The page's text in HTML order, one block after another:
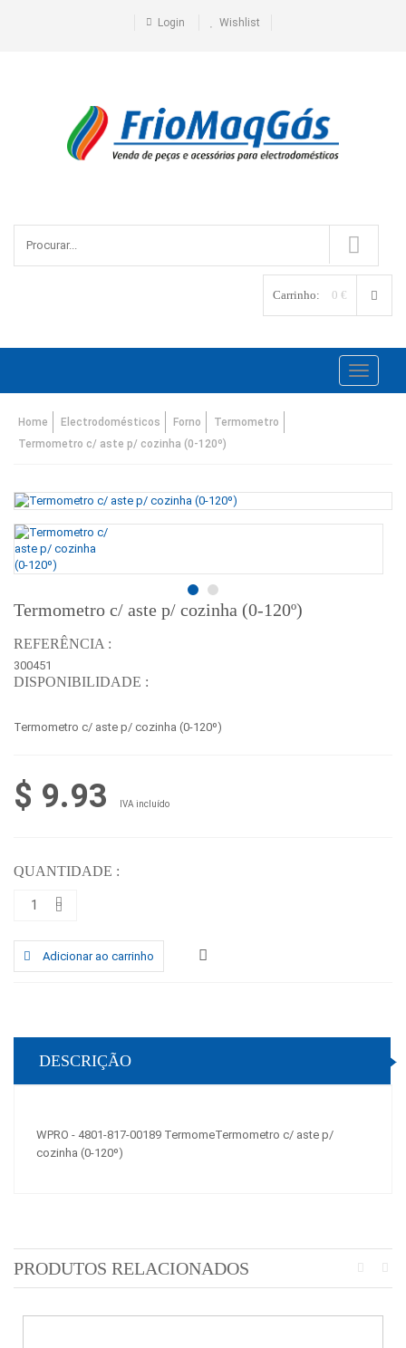
Login Wishlist
Carrinho: 0 €
Toggle
Home Electrodomésticos Forno
Termometro
Termometro c/ aste p/ cozinha (0-120º)
Termometro c/ aste p/ cozinha (0-120º)
REFERÊNCIA :
300451
DISPONIBILIDADE :
Termometro c/ aste p/ cozinha (0-120º)
$ 9.93 IVA incluído
QUANTIDADE :
Adicionar ao carrinho
DESCRIÇÃO
WPRO - 4801-817-00189 TermomeTermometro c/ aste p/
cozinha (0-120º)
PRODUTOS RELACIONADOS